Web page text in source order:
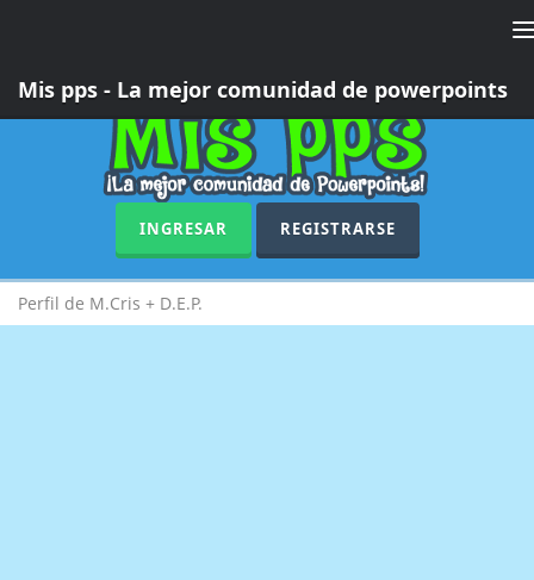
Mis pps - La mejor comunidad de powerpoints
INGRESAR REGISTRARSE
Perfil de M.Cris + D.E.P.